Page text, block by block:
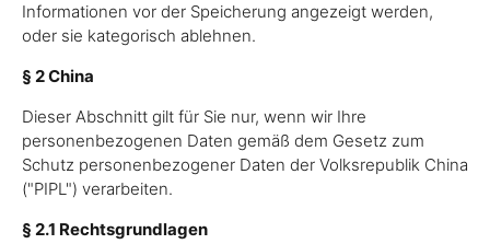
Informationen vor der Speicherung angezeigt werden,
oder sie kategorisch ablehnen.
§ 2 China
Dieser Abschnitt gilt für Sie nur, wenn wir Ihre
personenbezogenen Daten gemäß dem Gesetz zum
Schutz personenbezogener Daten der Volksrepublik China
("PIPL") verarbeiten.
§ 2.1 Rechtsgrundlagen